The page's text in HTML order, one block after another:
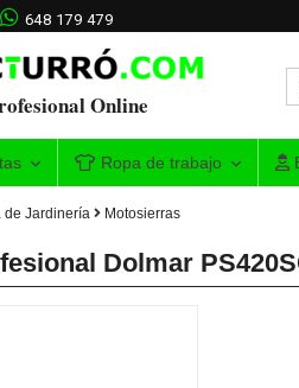
648 179 479
Online
Ropa de trabajo
de Jardinería Motosierras
Dolmar